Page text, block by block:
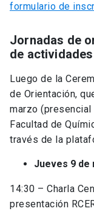
formulario de
Jornadas de
de actividades
Luego de la
de Orientación,
marzo
Facultad de
través de la
Jueves 9 de
14:30 – Charla
presentación